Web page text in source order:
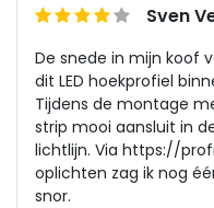
Sven
De snede in mijn koof
dit LED hoekprofiel
Tijdens de montage
strip mooi aansluit in
lichtlijn. Via https://
oplichten zag ik nog
snor.